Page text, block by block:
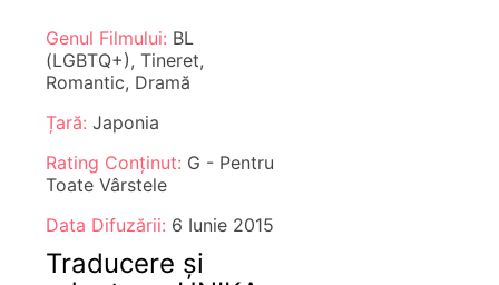
Genul Filmului: BL
(LGBTQ+), Tineret,
Romantic, Dramă
Țară: Japonia
Rating Conținut: G - Pentru
Toate Vârstele
Data Difuzării: 6 Iunie 2015
Traducere și